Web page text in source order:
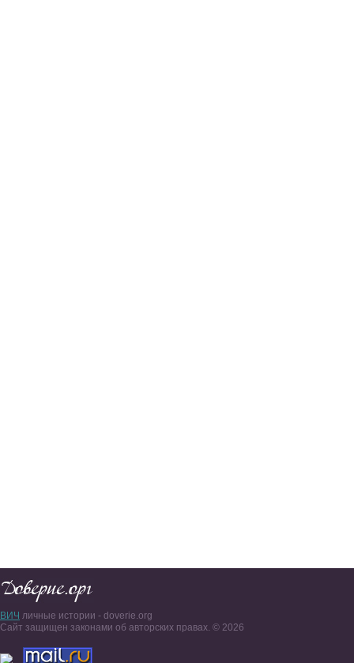
ВИЧ личные истории - doverie.org
Сайт защищен законами об авторских правах. © 2026